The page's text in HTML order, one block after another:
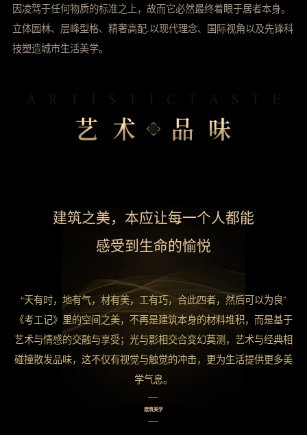
因凌驾于任何物质的标准之上，故而它必然最终着眼于居者本身。
立体园林、层峰型格、精奢高配.以现代理念、国际视角以及先锋科
技塑造城市生活美学。
建筑之美，本应让每一个人都能
感受到生命的愉悦
“天有时，地有气，材有美，工有巧，合此四者，然后可以为良”
《考工记》里的空间之美，不再是建筑本身的材料堆积，而是基于
艺术与情感的交融与享受；光与影相交合变幻莫测，艺术与经典相
碰撞散发品味，这不仅有视觉与触觉的冲击，更为生活提供更多美
学气息。
建筑美学